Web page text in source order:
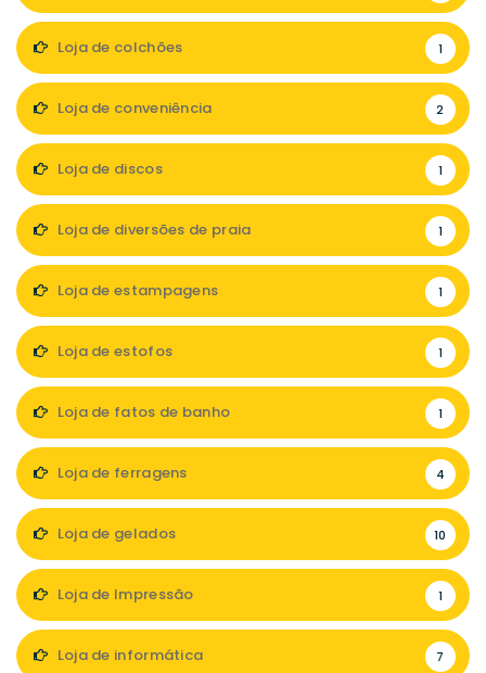
Loja de colchões 1
Loja de conveniência 2
Loja de discos 1
Loja de diversões de praia 1
Loja de estampagens 1
Loja de estofos 1
Loja de fatos de banho 1
Loja de ferragens 4
Loja de gelados 10
Loja de Impressão 1
Loja de informática 7